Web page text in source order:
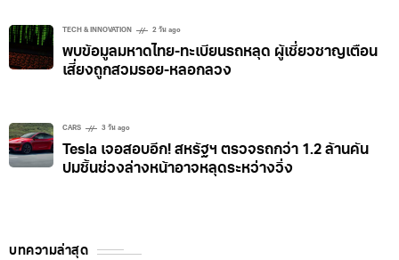
TECH & INNOVATION 2 วัน ago
พบข้อมูลมหาดไทย-ทะเบียนรถหลุด ผู้เชี่ยวชาญเตือน
เสี่ยงถูกสวมรอย-หลอกลวง
CARS 3 วัน ago
Tesla เจอสอบอีก! สหรัฐฯ ตรวจรถกว่า 1.2 ล้านคัน
ปมชิ้นช่วงล่างหน้าอาจหลุดระหว่างวิ่ง
บทความล่าสุด